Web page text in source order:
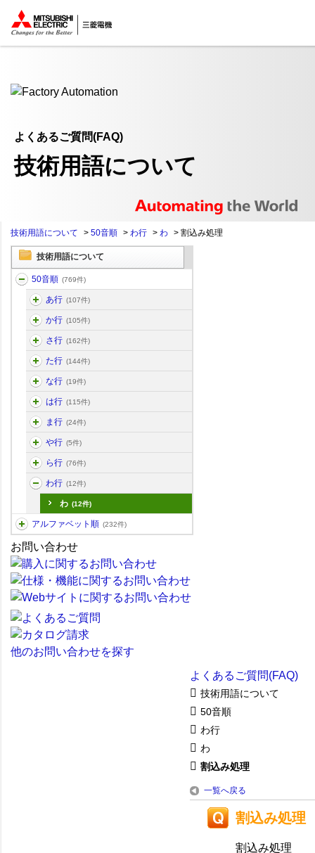
ここから本文
よくあるご質問(FAQ)
技術用語について
技術用語について > 50音順 > わ行 > わ > 割込み処理
技術用語について
50音順 (769件)
あ行 (107件)
か行 (105件)
さ行 (162件)
た行 (144件)
な行 (19件)
は行 (115件)
ま行 (24件)
や行 (5件)
ら行 (76件)
わ行 (12件)
わ (12件)
アルファベット順 (232件)
お問い合わせ
他のお問い合わせを探す
よくあるご質問(FAQ)
技術用語について
50音順
わ行
わ
割込み処理
一覧へ戻る
割込み処理
割込み処理